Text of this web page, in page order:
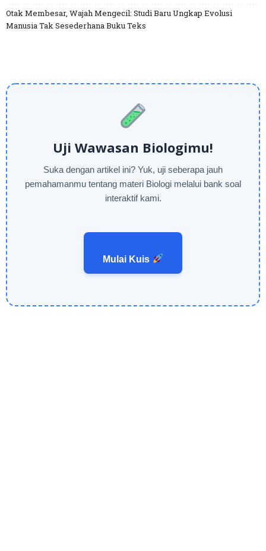
Otak Membesar, Wajah Mengecil: Studi Baru Ungkap Evolusi
Manusia Tak Sesederhana Buku Teks
Uji Wawasan Biologimu!
Suka dengan artikel ini? Yuk, uji seberapa jauh
pemahamanmu tentang materi Biologi melalui bank soal
interaktif kami.
Mulai Kuis